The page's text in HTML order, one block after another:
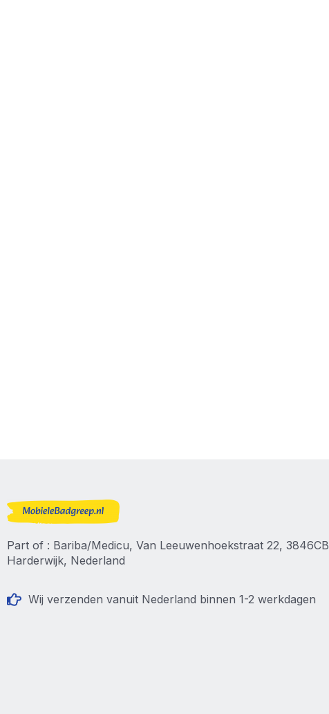
Part of : Bariba/Medicu, Van Leeuwenhoekstraat 22, 3846CB
Harderwijk, Nederland
Wij verzenden vanuit Nederland binnen 1-2 werkdagen